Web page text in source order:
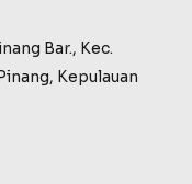
Bar., Kec.
Kepulauan